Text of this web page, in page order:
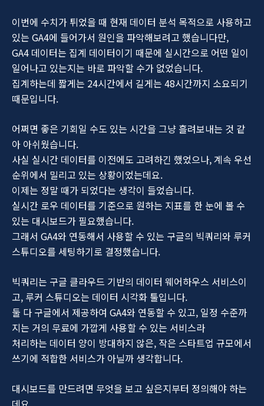
이번에 수치가 튀었을 때 현재 데이터 분석 목적으로 사용하고
있는 GA4에 들어가서 원인을 파악해보려고 했습니다만,
GA4 데이터는 집계 데이터이기 때문에 실시간으로 어떤 일이
일어나고 있는지는 바로 파악할 수가 없었습니다.
집계하는데 짧게는 24시간에서 길게는 48시간까지 소요되기
때문입니다.
어쩌면 좋은 기회일 수도 있는 시간을 그냥 흘려보내는 것 같
아 아쉬웠습니다.
사실 실시간 데이터를 이전에도 고려하긴 했었으나, 계속 우선
순위에서 밀리고 있는 상황이었는데요.
이제는 정말 때가 되었다는 생각이 들었습니다.
실시간 로우 데이터를 기준으로 원하는 지표를 한 눈에 볼 수
있는 대시보드가 필요했습니다.
그래서 GA4와 연동해서 사용할 수 있는 구글의 빅쿼리와 루커
스튜디오를 세팅하기로 결정했습니다.
빅쿼리는 구글 클라우드 기반의 데이터 웨어하우스 서비스이
고, 루커 스튜디오는 데이터 시각화 툴입니다.
둘 다 구글에서 제공하여 GA4와 연동할 수 있고, 일정 수준까
지는 거의 무료에 가깝게 사용할 수 있는 서비스라
처리하는 데이터 양이 방대하지 않은, 작은 스타트업 규모에서
쓰기에 적합한 서비스가 아닐까 생각합니다.
대시보드를 만드려면 무엇을 보고 싶은지부터 정의해야 하는